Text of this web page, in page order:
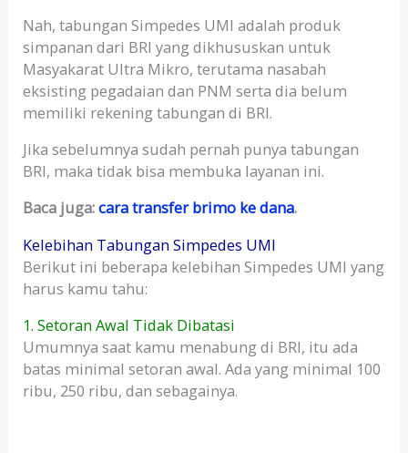
Nah, tabungan Simpedes UMI adalah produk
simpanan dari BRI yang dikhususkan untuk
Masyakarat Ultra Mikro, terutama nasabah
eksisting pegadaian dan PNM serta dia belum
memiliki rekening tabungan di BRI.
Jika sebelumnya sudah pernah punya tabungan
BRI, maka tidak bisa membuka layanan ini.
Baca juga:cara transfer brimo ke dana.
Kelebihan Tabungan Simpedes UMI
Berikut ini beberapa kelebihan Simpedes UMI yang
harus kamu tahu:
1. Setoran Awal Tidak Dibatasi
Umumnya saat kamu menabung di BRI, itu ada
batas minimal setoran awal. Ada yang minimal 100
ribu, 250 ribu, dan sebagainya.